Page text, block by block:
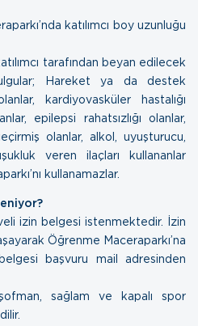
katılımcı boy uzunluğu
tarafından beyan edilecek
Hareket ya da destek
kardiyovasküler hastalığı
epilepsi rahatsızlığı olanlar,
olanlar, alkol, uyuşturucu,
veren ilaçları kullananlar
kullanamazlar.
izin belgesi istenmektedir. İzin
Öğrenme Maceraparkı’na
başvuru mail adresinden
sağlam ve kapalı spor